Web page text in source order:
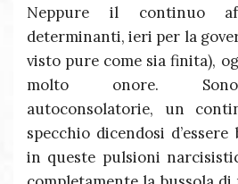
Neppure il continuo
determinanti, ieri per la
visto pure come sia finita),
molto onore. Sono
autoconsolatorie, un
specchio dicendosi
in queste pulsioni